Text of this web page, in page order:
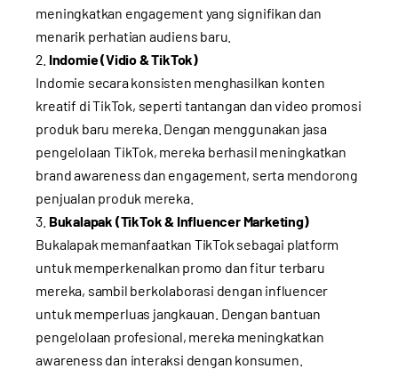
meningkatkan engagement yang signifikan dan
menarik perhatian audiens baru.
Indomie (Vidio & TikTok)
Indomie secara konsisten menghasilkan konten
kreatif di TikTok, seperti tantangan dan video promosi
produk baru mereka. Dengan menggunakan jasa
pengelolaan TikTok, mereka berhasil meningkatkan
brand awareness dan engagement, serta mendorong
penjualan produk mereka.
Bukalapak (TikTok & Influencer Marketing)
Bukalapak memanfaatkan TikTok sebagai platform
untuk memperkenalkan promo dan fitur terbaru
mereka, sambil berkolaborasi dengan influencer
untuk memperluas jangkauan. Dengan bantuan
pengelolaan profesional, mereka meningkatkan
awareness dan interaksi dengan konsumen.